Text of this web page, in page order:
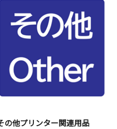
の他プリンター関連用品